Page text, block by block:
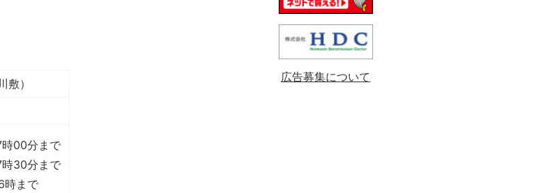
）
00分まで
30分まで
時まで
広告募集について